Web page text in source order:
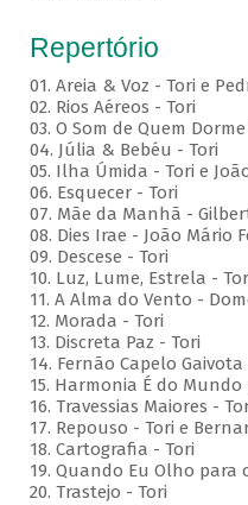
Repertório
01. Areia & Voz - Tori e
02. ⁠Rios Aéreos - Tori
03. O Som de Quem
04. Júlia & Bebéu - Tori
05. Ilha Úmida - Tori e
06. Esquecer - Tori
07. Mãe da Manhã -
08. Dies Irae - João Mário
09. Descese - Tori
10. Luz, Lume, Estrela -
11. A Alma do Vento -
12. Morada - Tori
13. Discreta Paz - Tori
14. Fernão Capelo Gaivota
15. Harmonia É do Mundo
16. Travessias Maiores -
17. Repouso - Tori e
⁠18. Cartografia - Tori
19. Quando Eu Olho para
20. Trastejo - Tori